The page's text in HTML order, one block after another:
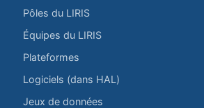
Pôles du LIRIS
Équipes du LIRIS
Plateformes
Logiciels (dans HAL)
Jeux de données